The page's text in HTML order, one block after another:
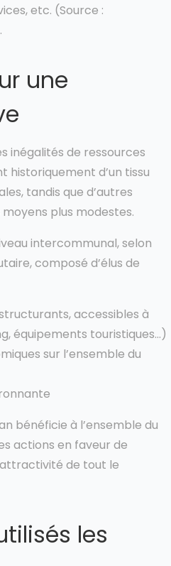
etc. (Source :
une
inégalités de ressources
historiquement d’un tissu
tandis que d’autres
plus modestes.
intercommunal, selon
composé d’élus de
accessibles à
équipements touristiques…)
sur l’ensemble du
bénéficie à l’ensemble du
actions en faveur de
de tout le
les